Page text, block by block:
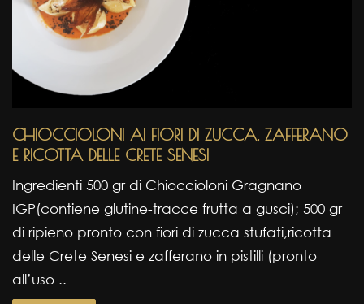
CHIOCCIOLONI AI FIORI DI ZUCCA, ZAFFERANO
E RICOTTA DELLE CRETE SENESI
Ingredienti 500 gr di Chioccioloni Gragnano
IGP(contiene glutine-tracce frutta a gusci); 500 gr
di ripieno pronto con fiori di zucca stufati,ricotta
delle Crete Senesi e zafferano in pistilli (pronto
all’uso ..